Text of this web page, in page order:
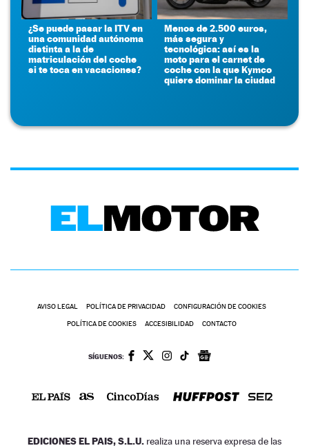
¿Se puede pasar la ITV en
una comunidad autónoma
distinta a la de
matriculación del coche
si te toca en vacaciones?
Menos de 2.500 euros,
más segura y
tecnológica: así es la
moto para el carnet de
coche con la que Kymco
quiere dominar la ciudad
AVISO LEGAL POLÍTICA DE PRIVACIDAD CONFIGURACIÓN DE COOKIES
POLÍTICA DE COOKIES ACCESIBILIDAD CONTACTO
SÍGUENOS:
EDICIONES EL PAIS, S.L.U. realiza una reserva expresa de las